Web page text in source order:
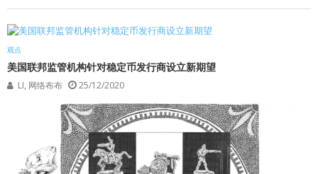
观点
美国联邦监管机构针对稳定币发行商设立新期望
LI, 网络布布 25/12/2020